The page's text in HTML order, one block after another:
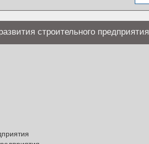
строительного предприятия